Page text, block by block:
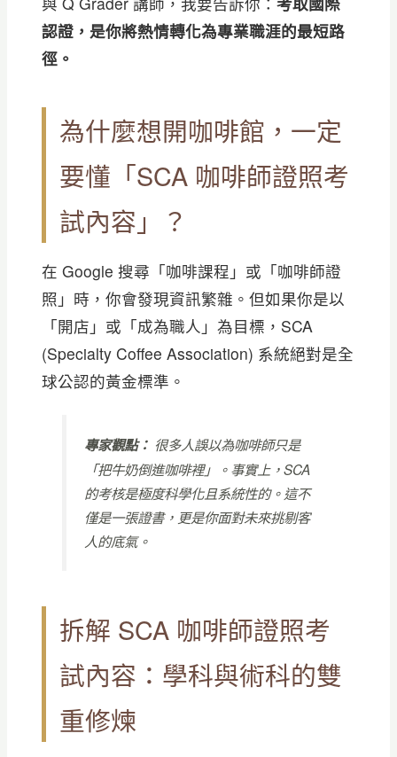
認證，是你將熱情轉化為專業職涯的最短路
徑。
為什麼想開咖啡館，一定
要懂「SCA 咖啡師證照考
試內容」？
在 Google 搜尋「咖啡課程」或「咖啡師證
照」時，你會發現資訊繁雜。但如果你是以
「開店」或「成為職人」為目標，SCA
(Specialty Coffee Association) 系統絕對是全
球公認的黃金標準。
專家觀點： 很多人誤以為咖啡師只是
「把牛奶倒進咖啡裡」。事實上，SCA
的考核是極度科學化且系統性的。這不
僅是一張證書，更是你面對未來挑剔客
人的底氣。
拆解 SCA 咖啡師證照考
試內容：學科與術科的雙
重修煉